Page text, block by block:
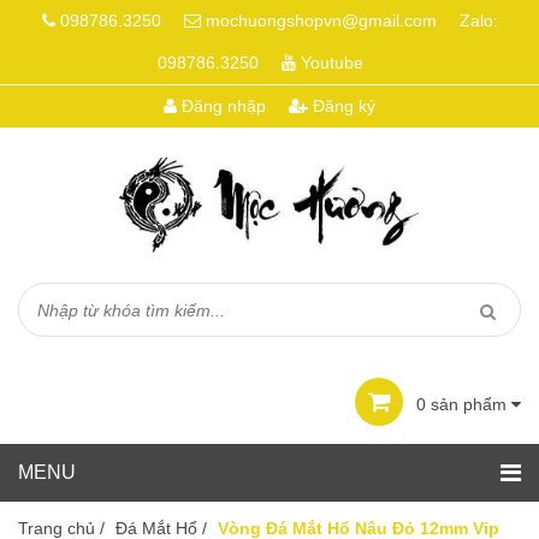
098786.3250 mochuongshopvn@gmail.com Zalo:
098786.3250 Youtube
Đăng nhập Đăng ký
0 sản phẩm
Trang chủ / Đá Mắt Hổ / Vòng Đá Mắt Hổ Nâu Đỏ 12mm Vip